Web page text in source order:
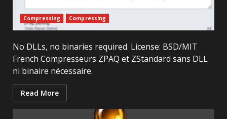
Compressing Compressing
No DLLs, no binaries required. License: BSD/MIT
French Compresseurs ZPAQ et ZStandard sans DLL
ni binaire nécessaire.
Read More